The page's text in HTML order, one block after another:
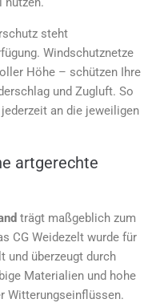
steht
Windschutznetze
Höhe – schützen Ihre
und Zugluft. So
an die jeweiligen
artgerechte
trägt maßgeblich zum
CG Weidezelt wurde für
und überzeugt durch
Materialien und hohe
Witterungseinflüssen.